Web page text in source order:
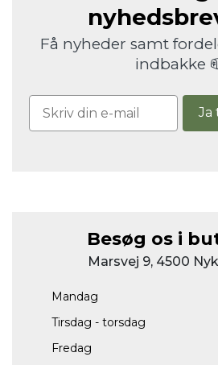
Få nyheder samt
indbakke
Ja
Besøg os i
Marsvej 9, 4500
Mandag
Tirsdag - torsdag
Fredag